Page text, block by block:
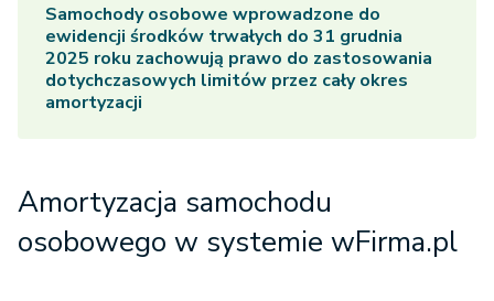
Samochody osobowe wprowadzone do
ewidencji środków trwałych do 31 grudnia
2025 roku zachowują prawo do zastosowania
dotychczasowych limitów przez cały okres
amortyzacji
Amortyzacja samochodu
osobowego w systemie wFirma.pl